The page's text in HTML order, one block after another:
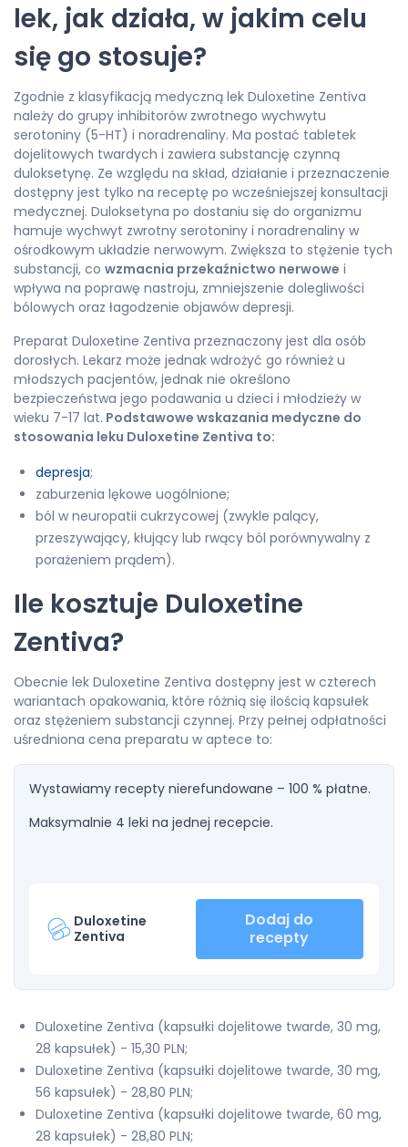
lek, jak działa, w jakim celu
się go stosuje?
Zgodnie z klasyfikacją medyczną lek Duloxetine Zentiva
należy do grupy inhibitorów zwrotnego wychwytu
serotoniny (5-HT) i noradrenaliny. Ma postać tabletek
dojelitowych twardych i zawiera substancję czynną
duloksetynę. Ze względu na skład, działanie i przeznaczenie
dostępny jest tylko na receptę po wcześniejszej konsultacji
medycznej. Duloksetyna po dostaniu się do organizmu
hamuje wychwyt zwrotny serotoniny i noradrenaliny w
ośrodkowym układzie nerwowym. Zwiększa to stężenie tych
substancji, co wzmacnia przekaźnictwo nerwowe i
wpływa na poprawę nastroju, zmniejszenie dolegliwości
bólowych oraz łagodzenie objawów depresji.
Preparat Duloxetine Zentiva przeznaczony jest dla osób
dorosłych. Lekarz może jednak wdrożyć go również u
młodszych pacjentów, jednak nie określono
bezpieczeństwa jego podawania u dzieci i młodzieży w
wieku 7-17 lat. Podstawowe wskazania medyczne do
stosowania leku Duloxetine Zentiva to:
depresja;
zaburzenia lękowe uogólnione;
ból w neuropatii cukrzycowej (zwykle palący,
przeszywający, kłujący lub rwący ból porównywalny z
porażeniem prądem).
Ile kosztuje Duloxetine
Zentiva?
Obecnie lek Duloxetine Zentiva dostępny jest w czterech
wariantach opakowania, które różnią się ilością kapsułek
oraz stężeniem substancji czynnej. Przy pełnej odpłatności
uśredniona cena preparatu w aptece to:
Wystawiamy recepty nierefundowane – 100 % płatne.
Maksymalnie 4 leki na jednej recepcie.
Duloxetine
Zentiva
Dodaj do
recepty
Duloxetine Zentiva (kapsułki dojelitowe twarde, 30 mg,
28 kapsułek) - 15,30 PLN;
Duloxetine Zentiva (kapsułki dojelitowe twarde, 30 mg,
56 kapsułek) - 28,80 PLN;
Duloxetine Zentiva (kapsułki dojelitowe twarde, 60 mg,
28 kapsułek) - 28,80 PLN;